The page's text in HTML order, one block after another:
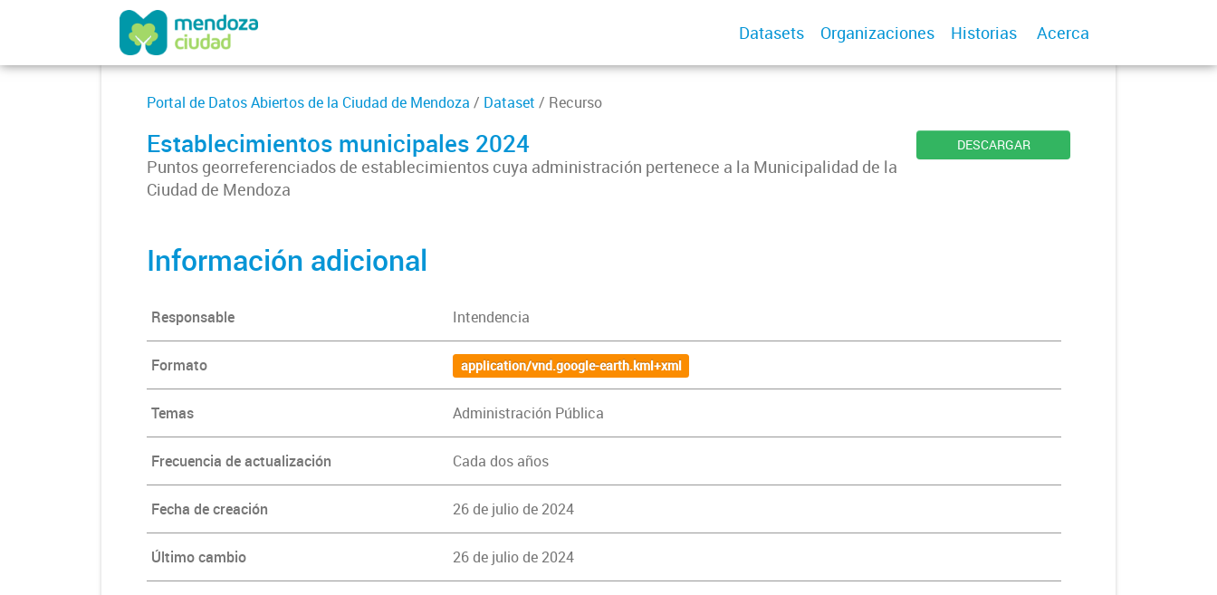
Datasets Organizaciones Historias Acerca
Portal de Datos Abiertos de la Ciudad de Mendoza / Dataset / Recurso
Establecimientos municipales 2024
Puntos georreferenciados de establecimientos cuya administración pertenece a la Municipalidad de la
Ciudad de Mendoza
DESCARGAR
Información adicional
Responsable Intendencia
Formato application/vnd.google-earth.kml+xml
Temas Administración Pública
Frecuencia de actualización Cada dos años
Fecha de creación 26 de julio de 2024
Último cambio 26 de julio de 2024